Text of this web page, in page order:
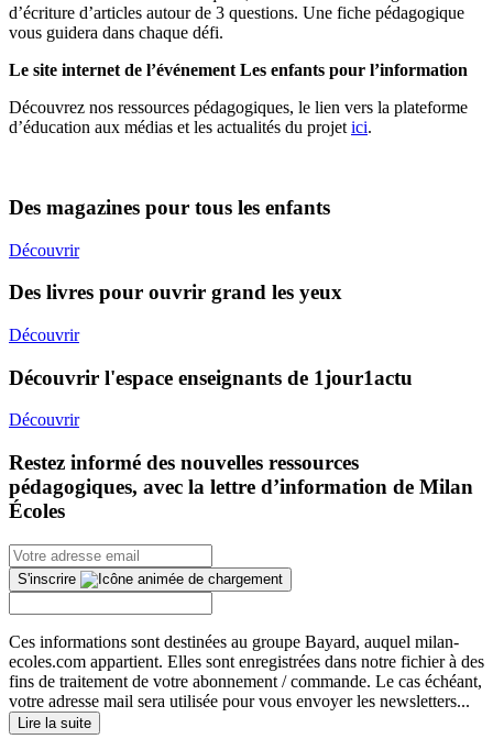
d’écriture d’articles autour de 3 questions. Une fiche pédagogique
vous guidera dans chaque défi.
Le site internet de l’événement Les enfants pour l’information
Découvrez nos ressources pédagogiques, le lien vers la plateforme
d’éducation aux médias et les actualités du projet ici.
Des magazines pour tous les enfants
Découvrir
Des livres pour ouvrir grand les yeux
Découvrir
Découvrir l'espace enseignants de 1jour1actu
Découvrir
Restez informé des nouvelles ressources
pédagogiques, avec la lettre d’information de Milan
Écoles
S'inscrire
Ces informations sont destinées au groupe Bayard, auquel milan-
ecoles.com appartient. Elles sont enregistrées dans notre fichier à des
fins de traitement de votre abonnement / commande. Le cas échéant,
votre adresse mail sera utilisée pour vous envoyer les newsletters...
Lire la suite